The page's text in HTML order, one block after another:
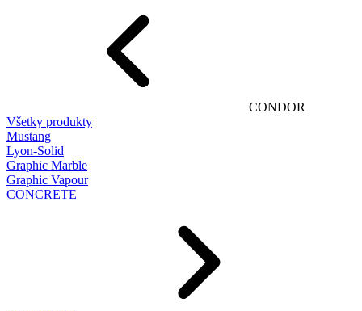
CONDOR
Všetky produkty
Mustang
Lyon-Solid
Graphic Marble
Graphic Vapour
CONCRETE